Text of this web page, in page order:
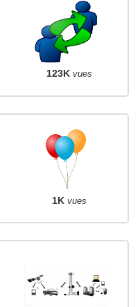
123K vues
1K vues